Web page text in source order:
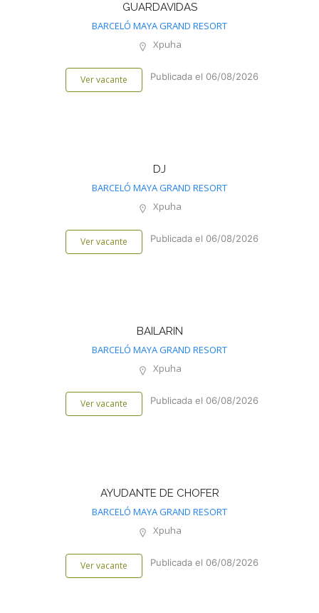
GUARDAVIDAS
BARCELÓ MAYA GRAND RESORT
Xpuha
Ver vacante Publicada el 06/08/2026
DJ
BARCELÓ MAYA GRAND RESORT
Xpuha
Ver vacante Publicada el 06/08/2026
BAILARIN
BARCELÓ MAYA GRAND RESORT
Xpuha
Ver vacante Publicada el 06/08/2026
AYUDANTE DE CHOFER
BARCELÓ MAYA GRAND RESORT
Xpuha
Ver vacante Publicada el 06/08/2026